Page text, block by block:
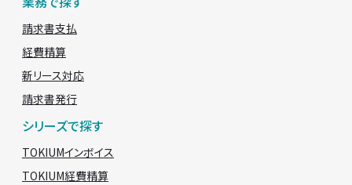
請求書支払
経費精算
新リース対応
請求書発行
シリーズで探す
TOKIUMインボイス
TOKIUM経費精算